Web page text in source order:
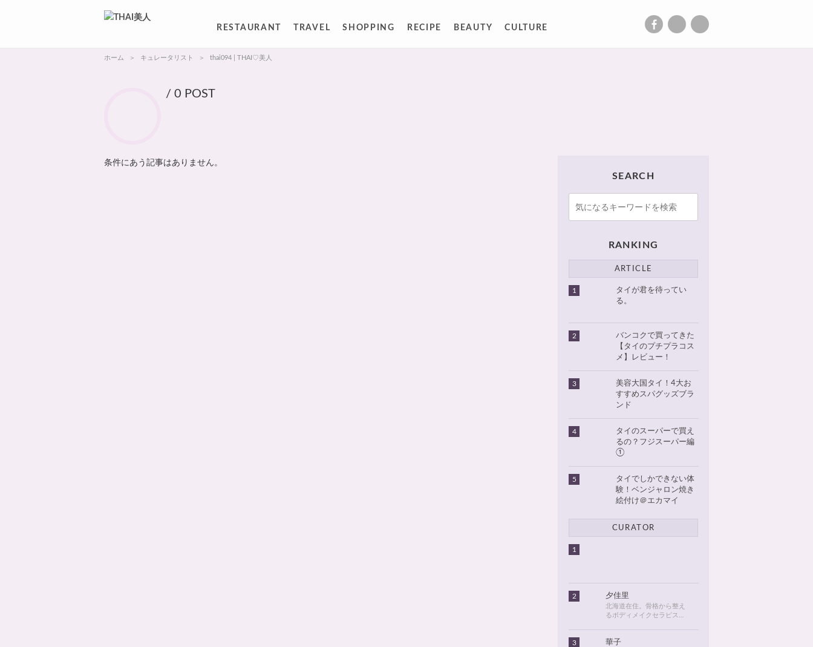
RESTAURANT TRAVEL SHOPPING RECIPE BEAUTY CULTURE
ホーム キュレータリスト thai094 | THAI♡美人
/ 0 POST
条件にあう記事はありません。
SEARCH
RANKING
ARTICLE
1
タイが君を待ってい
る。
2
バンコクで買ってきた
【タイのプチプラコス
メ】レビュー！
3
美容大国タイ！4大お
すすめスパグッズブラ
ンド
4
タイのスーパーで買え
るの？フジスーパー編
①
5
タイでしかできない体
験！ベンジャロン焼き
絵付け＠エカマイ
CURATOR
1
2 夕佳里
北海道在住。骨格から整え
るボディメイクセラピスト
てから、タイが大好きにな
3 華子